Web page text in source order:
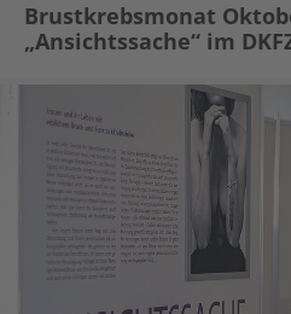
Brustkrebsmonat
„Ansichtssache“ im